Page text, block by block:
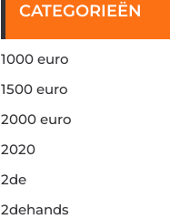
CATEGORIEËN
1000 euro
1500 euro
2000 euro
2020
2de
2dehands